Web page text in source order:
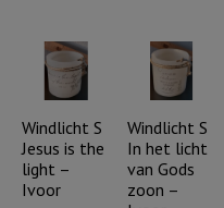
zegent
je
en
beschermt
het
licht
van
de
wereld
Windlicht S
Jesus is the
light –
Ivoor
Windlicht S
In het licht
van Gods
zoon –